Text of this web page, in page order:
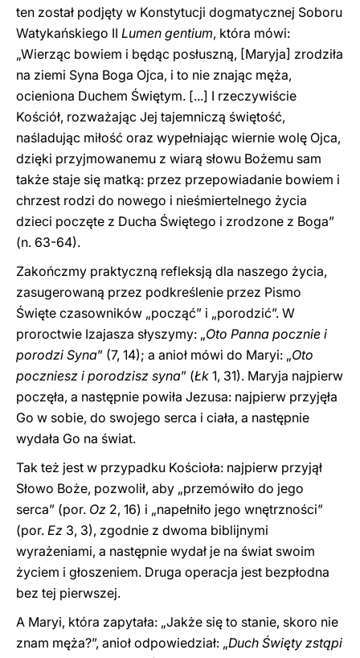
ten został podjęty w Konstytucji dogmatycznej Soboru
Watykańskiego II Lumen gentium, która mówi:
„Wierząc bowiem i będąc posłuszną, [Maryja] zrodziła
na ziemi Syna Boga Ojca, i to nie znając męża,
ocieniona Duchem Świętym. [...] I rzeczywiście
Kościół, rozważając Jej tajemniczą świętość,
naśladując miłość oraz wypełniając wiernie wolę Ojca,
dzięki przyjmowanemu z wiarą słowu Bożemu sam
także staje się matką: przez przepowiadanie bowiem i
chrzest rodzi do nowego i nieśmiertelnego życia
dzieci poczęte z Ducha Świętego i zrodzone z Boga”
(n. 63-64).
Zakończmy praktyczną refleksją dla naszego życia,
zasugerowaną przez podkreślenie przez Pismo
Święte czasowników „począć” i „porodzić”. W
proroctwie Izajasza słyszymy: „Oto Panna pocznie i
porodzi Syna” (7, 14); a anioł mówi do Maryi: „Oto
poczniesz i porodzisz syna” (Łk 1, 31). Maryja najpierw
poczęła, a następnie powiła Jezusa: najpierw przyjęła
Go w sobie, do swojego serca i ciała, a następnie
wydała Go na świat.
Tak też jest w przypadku Kościoła: najpierw przyjął
Słowo Boże, pozwolił, aby „przemówiło do jego
serca” (por. Oz 2, 16) i „napełniło jego wnętrzności”
(por. Ez 3, 3), zgodnie z dwoma biblijnymi
wyrażeniami, a następnie wydał je na świat swoim
życiem i głoszeniem. Druga operacja jest bezpłodna
bez tej pierwszej.
A Maryi, która zapytała: „Jakże się to stanie, skoro nie
znam męża?”, anioł odpowiedział: „Duch Święty zstąpi